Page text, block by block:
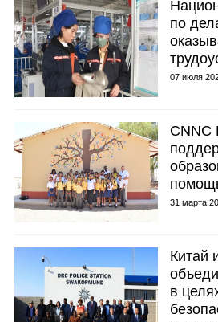
по
07 июля
CNNC
31 марта
Китай
в